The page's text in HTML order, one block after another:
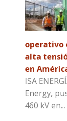
operativo
alta
en
ISA
Energy,
460 kV en...